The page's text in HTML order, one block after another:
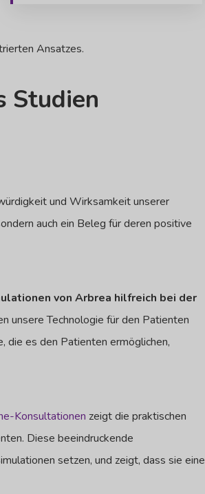
Ansatzes.
Studien
und Wirksamkeit unserer
auch ein Beleg für deren positive
von Arbrea hilfreich bei der
unsere Technologie für den Patienten
die es den Patienten ermöglichen,
Konsultationen zeigt die praktischen
Diese beeindruckende
setzen, und zeigt, dass sie eine